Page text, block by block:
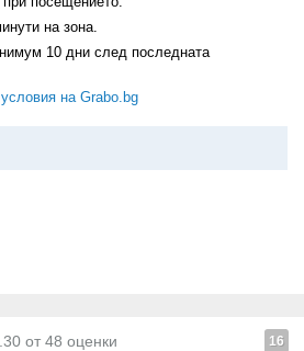
на зона.
10 дни след последната
на Grabo.bg
от 48 оценки 16